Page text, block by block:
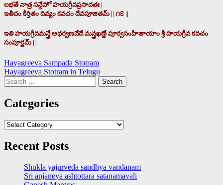
లభతే నాత్ర సన్దేహో హయగ్రీవప్రసాదతః |
ఇతీదం కీర్తితం దివ్యం కవచం దేవపూజితమ్ || ౧౭ ||
ఇతి హయగ్రీవమన్త్రే అథర్వణవేదే మన్త్రఖణ్డే పూర్వసంహితాయాం శ్రీ హయగ్రీవ కవచం
సంపూర్ణమ్ ||
Post
navigation
Hayagreeva Sampada Stotram
Hayagreeva Stotram in Telugu
Search
for:
Categories
Categories
Recent Posts
Shukla yajurveda sandhya vandanam
Sri anjaneya ashtottara satanamavali